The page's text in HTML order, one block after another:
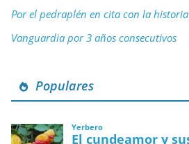
Por el pedraplén en cita con la historia
Vanguardia por 3 años consecutivos
Populares